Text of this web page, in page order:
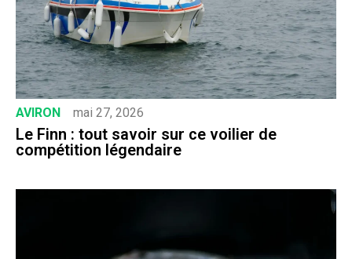
AVIRON mai 27, 2026
Le Finn : tout savoir sur ce voilier de
compétition légendaire